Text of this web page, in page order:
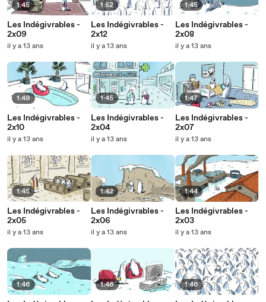
1:45
Les Indégivrables -
2x09
il y a 13 ans
1:49
Les Indégivrables -
2x10
il y a 13 ans
1:45
Les Indégivrables -
2x05
il y a 13 ans
1:46
1:52
Les Indégivrables -
2x12
il y a 13 ans
1:45
Les Indégivrables -
2x04
il y a 13 ans
1:42
Les Indégivrables -
2x06
il y a 13 ans
1:46
1:45
Les Indégivrables -
2x08
il y a 13 ans
1:47
Les Indégivrables -
2x07
il y a 13 ans
1:44
Les Indégivrables -
2x03
il y a 13 ans
1:46